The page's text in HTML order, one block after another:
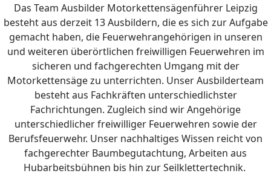
Das Team Ausbilder Motorkettensägenführer Leipzig
besteht aus derzeit 13 Ausbildern, die es sich zur Aufgabe
gemacht haben, die Feuerwehrangehörigen in unseren
und weiteren überörtlichen freiwilligen Feuerwehren im
sicheren und fachgerechten Umgang mit der
Motorkettensäge zu unterrichten. Unser Ausbilderteam
besteht aus Fachkräften unterschiedlichster
Fachrichtungen. Zugleich sind wir Angehörige
unterschiedlicher freiwilliger Feuerwehren sowie der
Berufsfeuerwehr. Unser nachhaltiges Wissen reicht von
fachgerechter Baumbegutachtung, Arbeiten aus
Hubarbeitsbühnen bis hin zur Seilklettertechnik.